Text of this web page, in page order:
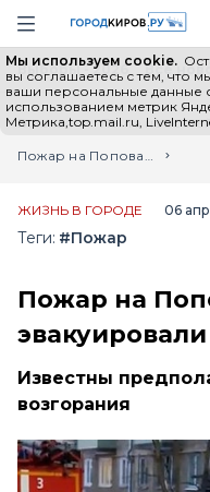
Навигация сайта
Мы используем cookie.
вы соглашаетесь с тем, что
ваши персональные данные
использованием метрик
Метрика,top.mail.ru,
Выборы - 2026 Все
Главная
Лента
Пожар на Попова в Кирове: эвакуировали 20 человек
ЖИЗНЬ В ГОРОДЕ 06
Теги: #Пожар
Пожар на
Известны
возгорания